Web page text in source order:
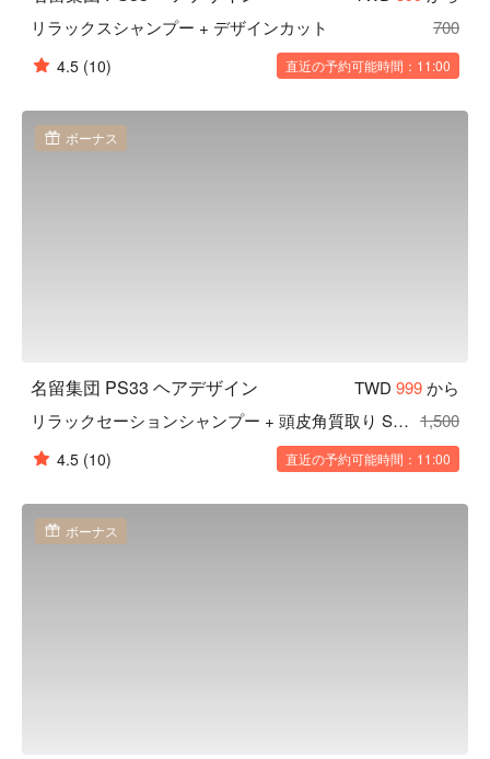
リラックスシャンプー + デザインカット
700
4.5 (10) 直近の予約可能時間：11:00
ボーナス
名留集団 PS33 ヘアデザイン TWD 999から
リラックセーションシャンプー + 頭皮角質取り SPA 1,500
4.5 (10) 直近の予約可能時間：11:00
ボーナス